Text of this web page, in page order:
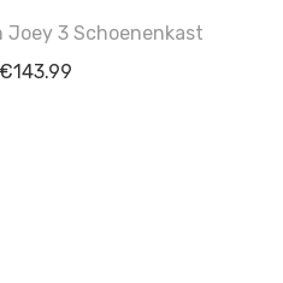
Joey 3 Schoenenkast
€143.99